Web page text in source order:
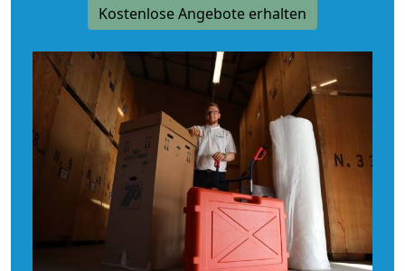
Kostenlose Angebote erhalten